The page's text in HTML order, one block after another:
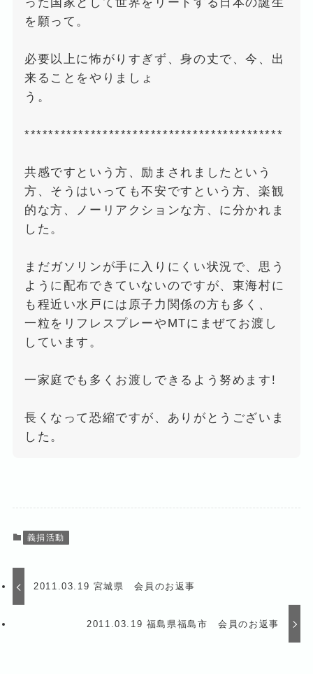
を願って。
必要以上に怖がりすぎず、身の丈で、今、出
来ることをやりましょ
う。
*******************************************
共感ですという方、励まされましたという
方、そうはいっても不安ですという方、楽観
的な方、ノーリアクションな方、に分かれま
した。
まだガソリンが手に入りにくい状況で、思う
ように配布できていないのですが、東海村に
も程近い水戸には原子力関係の方も多く、
一粒をリフレスプレーやMTにまぜてお渡し
しています。
一家庭でも多くお渡しできるよう努めます!
長くなって恐縮ですが、ありがとうございま
した。
義捐活動
2011.03.19 宮城県 会員のお返事
2011.03.19 福島県福島市 会員のお返事